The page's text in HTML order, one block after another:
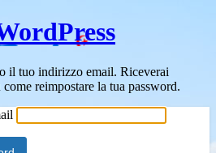
il tuo indirizzo email. Riceverai
reimpostare la tua password.